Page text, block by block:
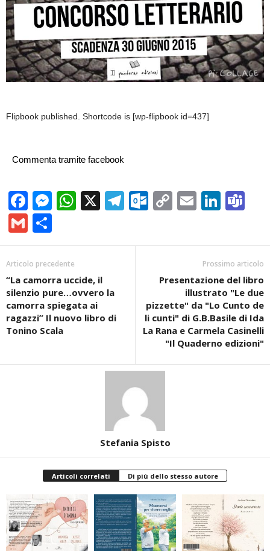
Flipbook published. Shortcode is [wp-flipbook id=437]
Commenta tramite facebook
Facebook
Messenger
WhatsApp
X Telegram
Outlook.com
CopyEmail
Gmail
Articolo precedente
“La camorra uccide, il
silenzio pure…ovvero la
camorra spiegata ai
ragazzi” Il nuovo libro di
Tonino Scala
Prossimo articolo
Presentazione del libro
illustrato "Le due
pizzette" da "Lo Cunto de
li cunti" di G.B.Basile di Ida
La Rana e Carmela Casinelli
"Il Quaderno edizioni"
Stefania Spisto
Articoli correlati Di più dello stesso autore